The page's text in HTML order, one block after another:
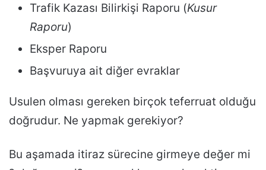
Trafik Kazası Bilirkişi Raporu (Kusur
Raporu)
Eksper Raporu
Başvuruya ait diğer evraklar
Usulen olması gereken birçok teferruat olduğu
doğrudur. Ne yapmak gerekiyor?
Bu aşamada itiraz sürecine girmeye değer mi